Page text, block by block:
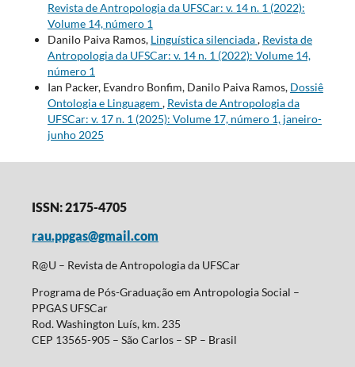
Revista de Antropologia da UFSCar: v. 14 n. 1 (2022):
Volume 14, número 1
Danilo Paiva Ramos, Linguística silenciada, Revista de
Antropologia da UFSCar: v. 14 n. 1 (2022): Volume 14,
número 1
Ian Packer, Evandro Bonfim, Danilo Paiva Ramos, Dossiê
Ontologia e Linguagem , Revista de Antropologia da
UFSCar: v. 17 n. 1 (2025): Volume 17, número 1, janeiro-
junho 2025
ISSN: 2175-4705
rau.ppgas@gmail.com
R@U – Revista de Antropologia da UFSCar
Programa de Pós-Graduação em Antropologia Social –
PPGAS UFSCar
Rod. Washington Luís, km. 235
CEP 13565-905 – São Carlos – SP – Brasil